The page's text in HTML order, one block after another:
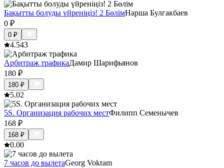
Бақытты болуды үйреніңіз! 2 БөлімНарша Булгакбаев
0 ₽
0 ₽
4.543
Арбитраж трафикаДамир Шарифьянов
180 ₽
180 ₽
5.02
5S. Организация рабочих местФилипп Семенычев
168 ₽
168 ₽
0.00
7 часов до вылетаGeorg Vokram